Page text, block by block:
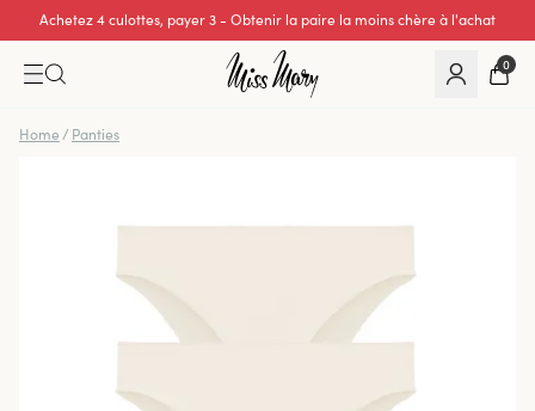
Achetez 4 culottes, payer 3 - Obtenir la paire la moins chère à l'achat
0
Home / Panties